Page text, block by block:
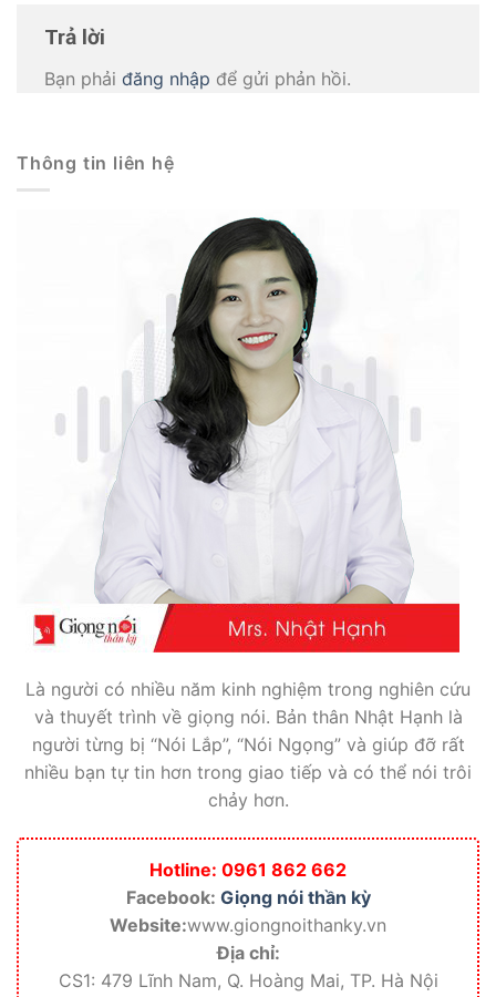
Trả lời
Bạn phải đăng nhập để gửi phản hồi.
Thông tin liên hệ
Là người có nhiều năm kinh nghiệm trong nghiên cứu
và thuyết trình về giọng nói. Bản thân Nhật Hạnh là
người từng bị “Nói Lắp”, “Nói Ngọng” và giúp đỡ rất
nhiều bạn tự tin hơn trong giao tiếp và có thể nói trôi
chảy hơn.
Hotline: 0961 862 662
Facebook: Giọng nói thần kỳ
Website:www.giongnoithanky.vn
Địa chỉ:
CS1: 479 Lĩnh Nam, Q. Hoàng Mai, TP. Hà Nội